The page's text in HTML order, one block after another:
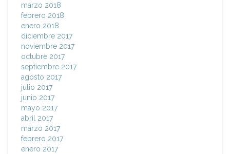
marzo 2018
febrero 2018
enero 2018
diciembre 2017
noviembre 2017
octubre 2017
septiembre 2017
agosto 2017
julio 2017
junio 2017
mayo 2017
abril 2017
marzo 2017
febrero 2017
enero 2017